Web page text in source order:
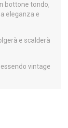
bottone tondo,
eleganza e
e scalderà
vintage